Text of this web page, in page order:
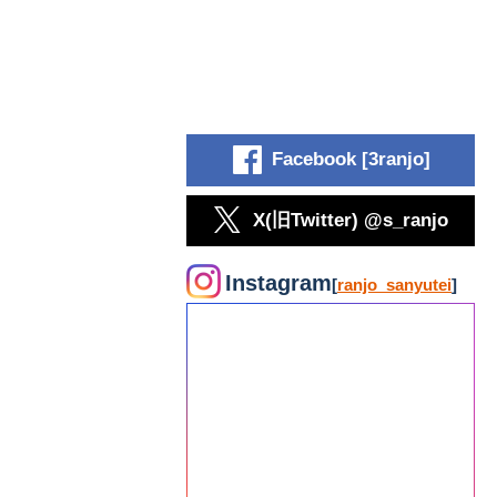
Facebook [3ranjo]
X(旧Twitter) @s_ranjo
Instagram[ranjo_sanyutei]